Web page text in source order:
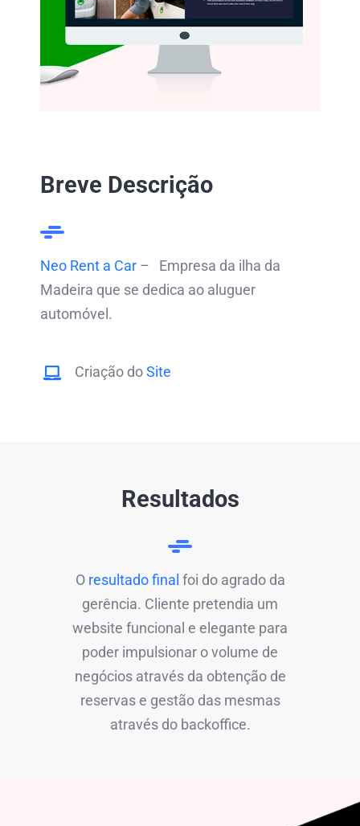
Breve Descrição
Neo Rent a Car – Empresa da ilha da
Madeira que se dedica ao aluguer
automóvel.
Criação doSite
Resultados
O resultado final foi do agrado da
gerência. Cliente pretendia um
website funcional e elegante para
poder impulsionar o volume de
negócios através da obtenção de
reservas e gestão das mesmas
através do backoffice.